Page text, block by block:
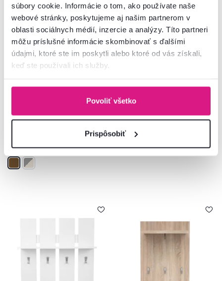
súbory cookie. Informácie o tom, ako používate naše
webové stránky, poskytujeme aj našim partnerom v
oblasti sociálnych médií, inzercie a analýzy. Títo partneri
môžu príslušné informácie skombinovať s ďalšími
údajmi, ktoré ste im poskytli alebo ktoré od vás získali,
keď ste používali ich služby.
Povoliť všetko
Prispôsobiť
109 €
2 Materiál, 2 Farba - detailná
55 €
19 €